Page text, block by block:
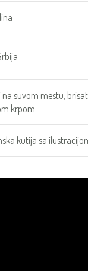
na suvom mestu;
krpom
kutija sa